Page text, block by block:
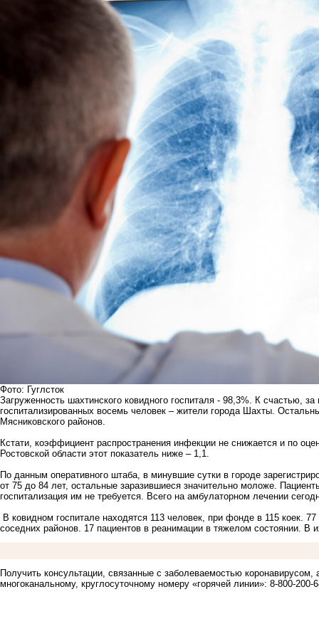
Фото: Гуглсток
Загруженность шахтинского ковидного госпиталя - 98,3%. К счастью,
госпитализированных восемь человек – жители города Шахты.
Мясниковского районов.
Кстати, коэффициент распространения инфекции не снижается и по
Ростовской области этот показатель ниже – 1,1.
По данным оперативного штаба, в минувшие сутки в городе
от 75 до 84 лет, остальные заразившиеся значительно моложе.
госпитализация им не требуется. Всего на амбулаторном лечении
В ковидном госпитале находятся 113 человек, при фонде в 115 коек.
соседних районов. 17 пациентов в реанимации в тяжелом состоянии. В
Получить консультации, связанные с заболеваемостью
многоканальному, круглосуточному номеру «горячей линии»: 8-800-200-